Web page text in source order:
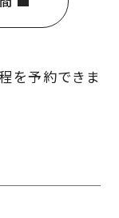
を予約できま